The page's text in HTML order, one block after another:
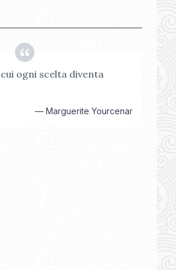
ogni scelta diventa
— Marguerite Yourcenar